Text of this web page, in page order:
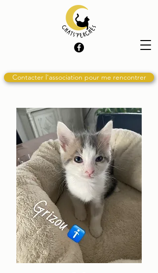
Contacter l'association pour me rencontrer